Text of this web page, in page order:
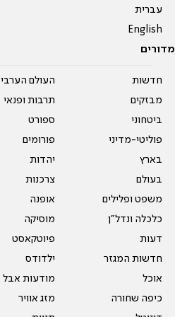
עברית
English
מדורים
חדשות
מבזקים
ביטחוני
פוליטי-מדיני
בארץ
בעולם
משפט ופלילים
כלכלה ונדל"ן
דעות
חדשות המגזר
אוכל
כיפה שחורה
העולם הערבי
תרבות ופנאי
ספורט
פורומים
יהדות
צרכנות
אופנה
מוסיקה
פיוטקאסט
ילדודס
מודעות אבל
מזג אוויר